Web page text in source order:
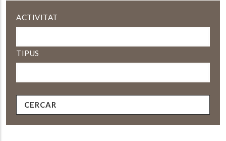
ACTIVITAT
TIPUS